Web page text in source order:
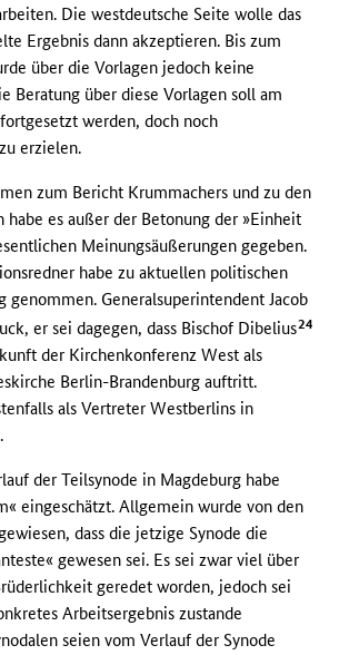
Die westdeutsche Seite wolle das
Ergebnis dann akzeptieren. Bis zum
über die Vorlagen jedoch keine
Beratung über diese Vorlagen soll am
werden, doch noch
erzielen.
zum Bericht Krummachers und zu den
habe es außer der Betonung der »Einheit
Meinungsäußerungen gegeben.
habe zu aktuellen politischen
genommen. Generalsuperintendent Jacob
er sei dagegen, dass Bischof Dibelius24
der Kirchenkonferenz West als
Berlin-Brandenburg auftritt.
als Vertreter Westberlins in
der Teilsynode in Magdeburg habe
eingeschätzt. Allgemein wurde von den
dass die jetzige Synode die
gewesen sei. Es sei zwar viel über
geredet worden, jedoch sei
Arbeitsergebnis zustande
seien vom Verlauf der Synode